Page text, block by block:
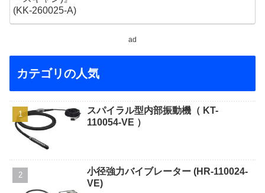
ad
カテゴリの人気
スパイラル型内部振動機（ KT-
110054-VE ）
小径強力バイブレーター (HR-110024-
VE)